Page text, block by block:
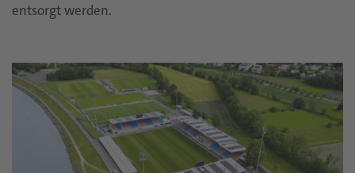
entsorgt werden.